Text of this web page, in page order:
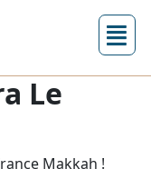
Le
Makkah !